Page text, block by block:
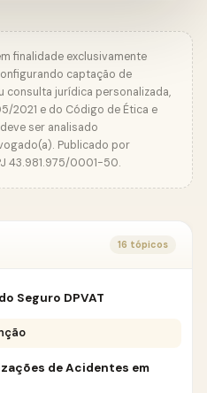
finalidade exclusivamente
captação de
consulta jurídica personalizada,
2021 e do Código de Ética e
ser analisado
Publicado por
43.981.975/0001-50.
16 tópicos
Seguro DPVAT
de Acidentes em